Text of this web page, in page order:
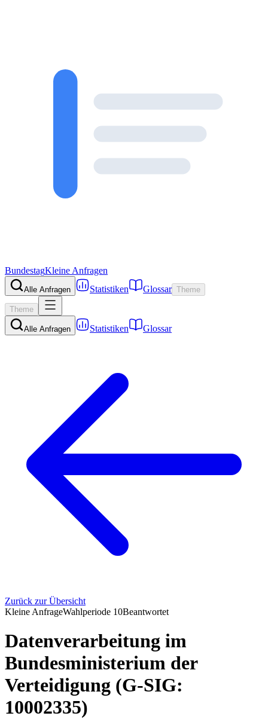
BundestagKleine Anfragen
Alle Anfragen Statistiken Glossar Theme
Theme
Alle Anfragen Statistiken Glossar
Zurück zur Übersicht
Kleine AnfrageWahlperiode 10Beantwortet
Datenverarbeitung im
Bundesministerium der
Verteidigung (G-SIG:
10002335)